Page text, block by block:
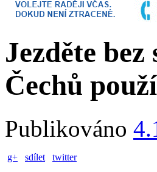
Jezděte
Čechů
Publikováno
g+ sdílet twitter